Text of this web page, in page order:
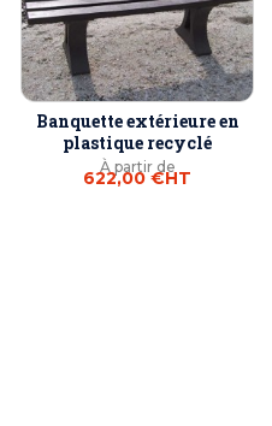
Banquette extérieure en
plastique recyclé
À partir de
622,00 €HT